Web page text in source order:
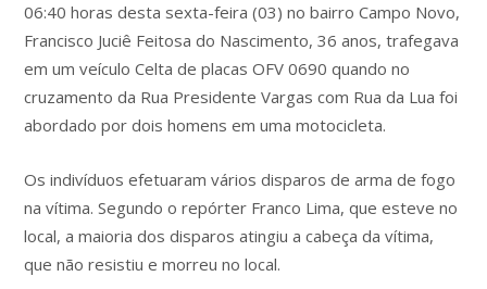
06:40 horas desta sexta-feira (03) no bairro Campo Novo,
Francisco Juciê Feitosa do Nascimento, 36 anos, trafegava
em um veículo Celta de placas OFV 0690 quando no
cruzamento da Rua Presidente Vargas com Rua da Lua foi
abordado por dois homens em uma motocicleta.
Os indivíduos efetuaram vários disparos de arma de fogo
na vítima. Segundo o repórter Franco Lima, que esteve no
local, a maioria dos disparos atingiu a cabeça da vítima,
que não resistiu e morreu no local.